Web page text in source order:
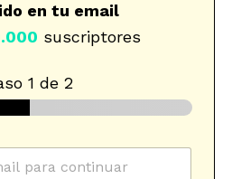
en tu email
suscriptores
1 de 2